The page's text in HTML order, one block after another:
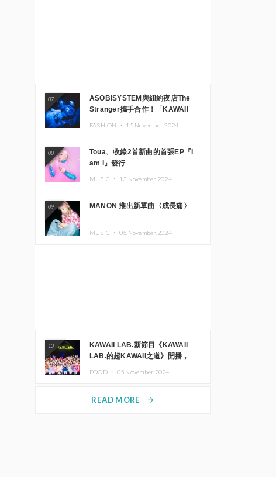
07
ASOBISYSTEM與紐約夜店The
Stranger攜手合作！「KAWAII
FASHION ・ 15.November.2024
08
Toua、收錄2首新曲的首張EP『I
am I』發行
MUSIC ・ 13.November.2024
09 MANON 推出新單曲〈成長痛〉
MUSIC ・ 05.November.2024
10
KAWAII LAB.新節目《KAWAII
LAB.的超KAWAII之道》開播，
FOOD ・ 05.November.2024
READ MORE arrow_forward